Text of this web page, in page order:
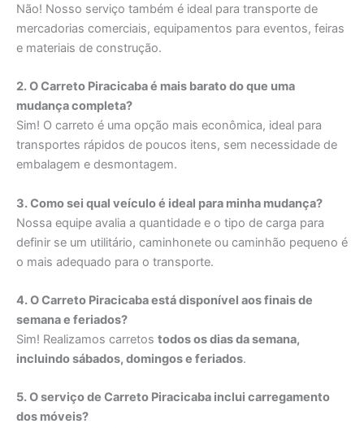
Não! Nosso serviço também é ideal para transporte de
mercadorias comerciais, equipamentos para eventos, feiras
e materiais de construção.
2. O Carreto Piracicaba é mais barato do que uma
mudança completa?
Sim! O carreto é uma opção mais econômica, ideal para
transportes rápidos de poucos itens, sem necessidade de
embalagem e desmontagem.
3. Como sei qual veículo é ideal para minha mudança?
Nossa equipe avalia a quantidade e o tipo de carga para
definir se um utilitário, caminhonete ou caminhão pequeno é
o mais adequado para o transporte.
4. O Carreto Piracicaba está disponível aos finais de
semana e feriados?
Sim! Realizamos carretos todos os dias da semana,
incluindo sábados, domingos e feriados.
5. O serviço de Carreto Piracicaba inclui carregamento
dos móveis?